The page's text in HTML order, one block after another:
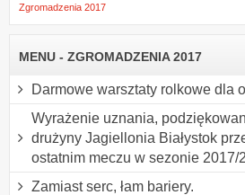
Zgromadzenia 2017
MENU - ZGROMADZENIA 2017
Darmowe warsztaty rolkowe dla
Wyrażenie uznania,
drużyny Jagiellonia Białystok
ostatnim meczu w sezonie 2017/
Zamiast serc, łam bariery.